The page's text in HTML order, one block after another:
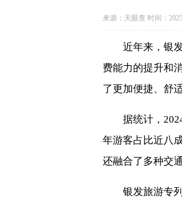
来源：天眼查 时间：
近年来，银
费能力的提升和
了更加便捷、舒
据统计，
年游客占比近八
还融合了多种交
银发旅游专